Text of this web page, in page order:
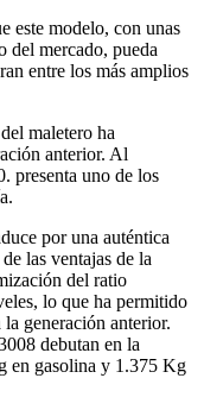
este modelo, con unas
del mercado, pueda
entre los más amplios
maletero ha
anterior. Al
presenta uno de los
por una auténtica
las ventajas de la
del ratio
lo que ha permitido
generación anterior.
debutan en la
en gasolina y 1.375 Kg